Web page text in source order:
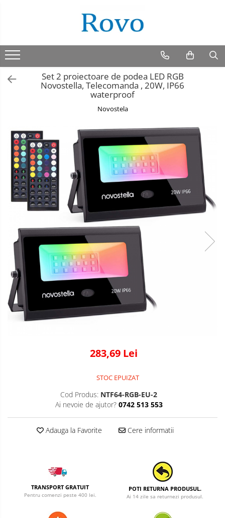
Set 2 proiectoare de podea LED RGB
Novostella, Telecomanda , 20W, IP66
waterproof
Novostela
283,69 Lei
STOC EPUIZAT
Cod Produs: NTF64-RGB-EU-2
Ai nevoie de ajutor? 0742 513 553
Adauga la Favorite Cere informatii
TRANSPORT GRATUIT
Pentru comenzi peste 400 lei.
POTI RETURNA PRODUSUL.
Ai 14 zile sa returnezi produsul.